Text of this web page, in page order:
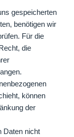
gespeicherten
benötigen wir
Für die
die
können
der
Daten nicht